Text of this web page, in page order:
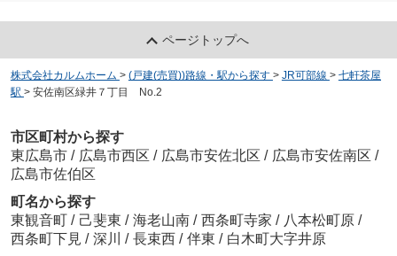
ページトップへ
株式会社カルムホーム > (戸建(売買))路線・駅から探す > JR可部線 > 七軒茶屋
駅 > 安佐南区緑井７丁目 No.2
市区町村から探す
東広島市 / 広島市西区 / 広島市安佐北区 / 広島市安佐南区 /
広島市佐伯区
町名から探す
東観音町 / 己斐東 / 海老山南 / 西条町寺家 / 八本松町原 /
西条町下見 / 深川 / 長束西 / 伴東 / 白木町大字井原